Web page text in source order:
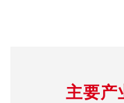
主要产